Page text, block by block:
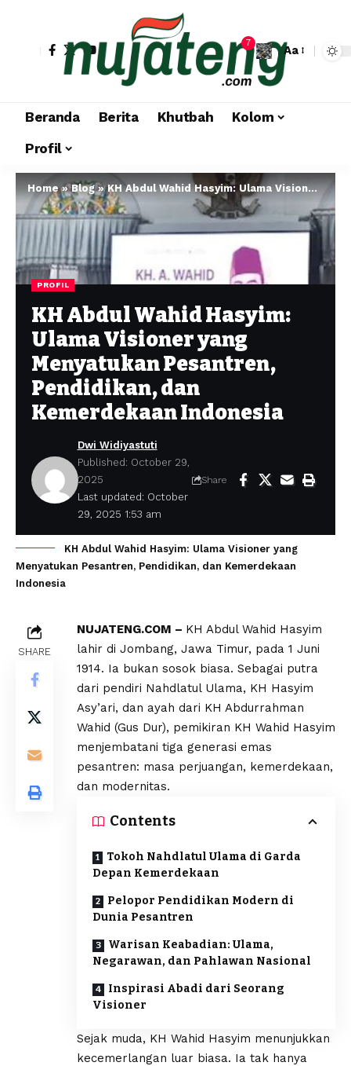
7
Aa
Beranda Berita Khutbah
Kolom
Profil
Home»Blog»KH Abdul Wahid Hasyim: Ulama Visioner yang Menyatukan Pesantren, Pendidikan, dan Kemerdekaan Indonesia
PROFIL
KH Abdul Wahid Hasyim:
Ulama Visioner yang
Menyatukan Pesantren,
Pendidikan, dan
Kemerdekaan Indonesia
Last updated: October
29, 2025 1:53 am
Dwi Widiyastuti
Published: October 29,
2025
Share
KH Abdul Wahid Hasyim: Ulama Visioner yang
Menyatukan Pesantren, Pendidikan, dan Kemerdekaan
Indonesia
SHARE
NUJATENG.COM – KH Abdul Wahid Hasyim
lahir di Jombang, Jawa Timur, pada 1 Juni
1914. Ia bukan sosok biasa. Sebagai putra
dari pendiri Nahdlatul Ulama, KH Hasyim
Asy’ari, dan ayah dari KH Abdurrahman
Wahid (Gus Dur), pemikiran KH Wahid Hasyim
menjembatani tiga generasi emas
pesantren: masa perjuangan, kemerdekaan,
dan modernitas.
Contents
Tokoh Nahdlatul Ulama di Garda
Depan Kemerdekaan
Pelopor Pendidikan Modern di
Dunia Pesantren
Warisan Keabadian: Ulama,
Negarawan, dan Pahlawan Nasional
Inspirasi Abadi dari Seorang
Visioner
Sejak muda, KH Wahid Hasyim menunjukkan
kecemerlangan luar biasa. Ia tak hanya